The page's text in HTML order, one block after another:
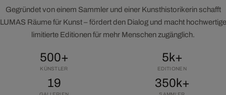
Gegründet von einem Sammler und einer Kunsthistorikerin schafft
LUMAS Räume für Kunst – fördert den Dialog und macht hochwertige
limitierte Editionen für mehr Menschen zugänglich.
500+
KÜNSTLER
5k+
EDITIONEN
19 350k+